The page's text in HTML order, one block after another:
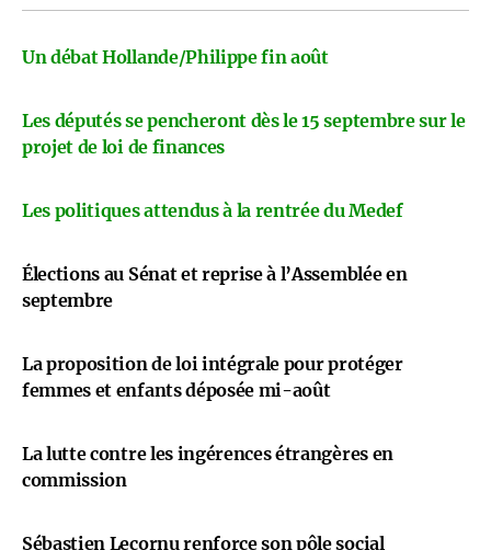
Un débat Hollande/Philippe fin août
Les députés se pencheront dès le 15 septembre sur le
projet de loi de finances
Les politiques attendus à la rentrée du Medef
Élections au Sénat et reprise à l’Assemblée en
septembre
La proposition de loi intégrale pour protéger
femmes et enfants déposée mi-août
La lutte contre les ingérences étrangères en
commission
Sébastien Lecornu renforce son pôle social